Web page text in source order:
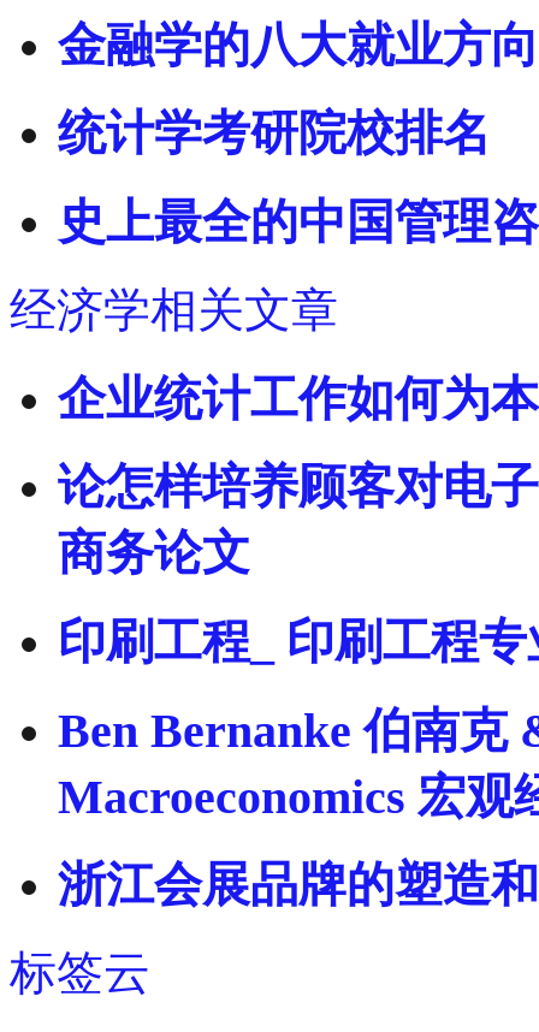
金融学的八大就业方
统计学考研院校排名
史上最全的中国管理
经济学相关文章
企业统计工作如何为
论怎样培养顾客对电
商务论文
印刷工程_ 印刷工程
Ben Bernanke 伯南克
Macroeconomics 宏观
浙江会展品牌的塑造
标签云